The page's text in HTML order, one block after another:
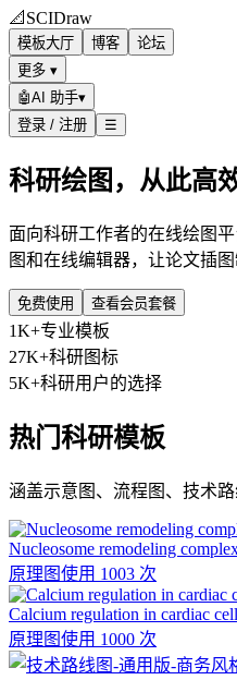
📐 SCIDraw
模板大厅 博客
论坛
更多 ▾
🤖AI 助手▾
登录 / 注册
☰
科研绘图，从此高
面向科研工作者的在线绘图
图和在线编辑器，让论文插图
免费使用 查看会员套餐
1K+专业模板
27K+科研图标
5K+科研用户的选择
热门科研模板
涵盖示意图、流程图、技术
Nucleosome remodeling
原理图使用 1003 次
Calcium regulation in cardiac
原理图使用 1000 次